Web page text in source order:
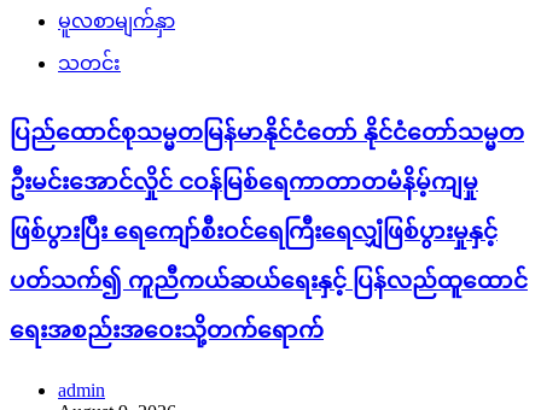
မူလစာမျက်နှာ
သတင်း
ပြည်ထောင်စုသမ္မတမြန်မာနိုင်ငံတော် နိုင်ငံတော်သမ္မတ
ဦးမင်းအောင်လှိုင် ငဝန်မြစ်ရေကာတာတမံနိမ့်ကျမှု
ဖြစ်ပွားပြီး ရေကျော်စီးဝင်ရေကြီးရေလျှံဖြစ်ပွားမှုနှင့်
ပတ်သက်၍ ကူညီကယ်ဆယ်ရေးနှင့် ပြန်လည်ထူထောင်
ရေးအစည်းအဝေးသို့တက်ရောက်
admin